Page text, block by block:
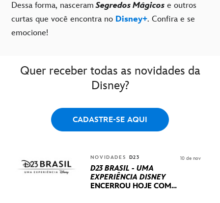
Dessa forma, nasceram Segredos Mágicos e outros
curtas que você encontra no Disney+. Confira e se
emocione!
Quer receber todas as novidades da
Disney?
CADASTRE-SE AQUI
NOVIDADES D23
D23 BRASIL - UMA
EXPERIÊNCIA DISNEY
ENCERROU HOJE COM
10 de nov